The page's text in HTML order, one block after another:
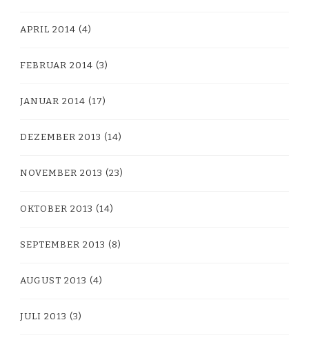
APRIL 2014 (4)
FEBRUAR 2014 (3)
JANUAR 2014 (17)
DEZEMBER 2013 (14)
NOVEMBER 2013 (23)
OKTOBER 2013 (14)
SEPTEMBER 2013 (8)
AUGUST 2013 (4)
JULI 2013 (3)